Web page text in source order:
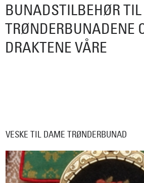
BUNADSTILBEHØR TIL
TRØNDERBUNADENE
DRAKTENE VÅRE
VESKE TIL DAME TRØNDERBUNAD